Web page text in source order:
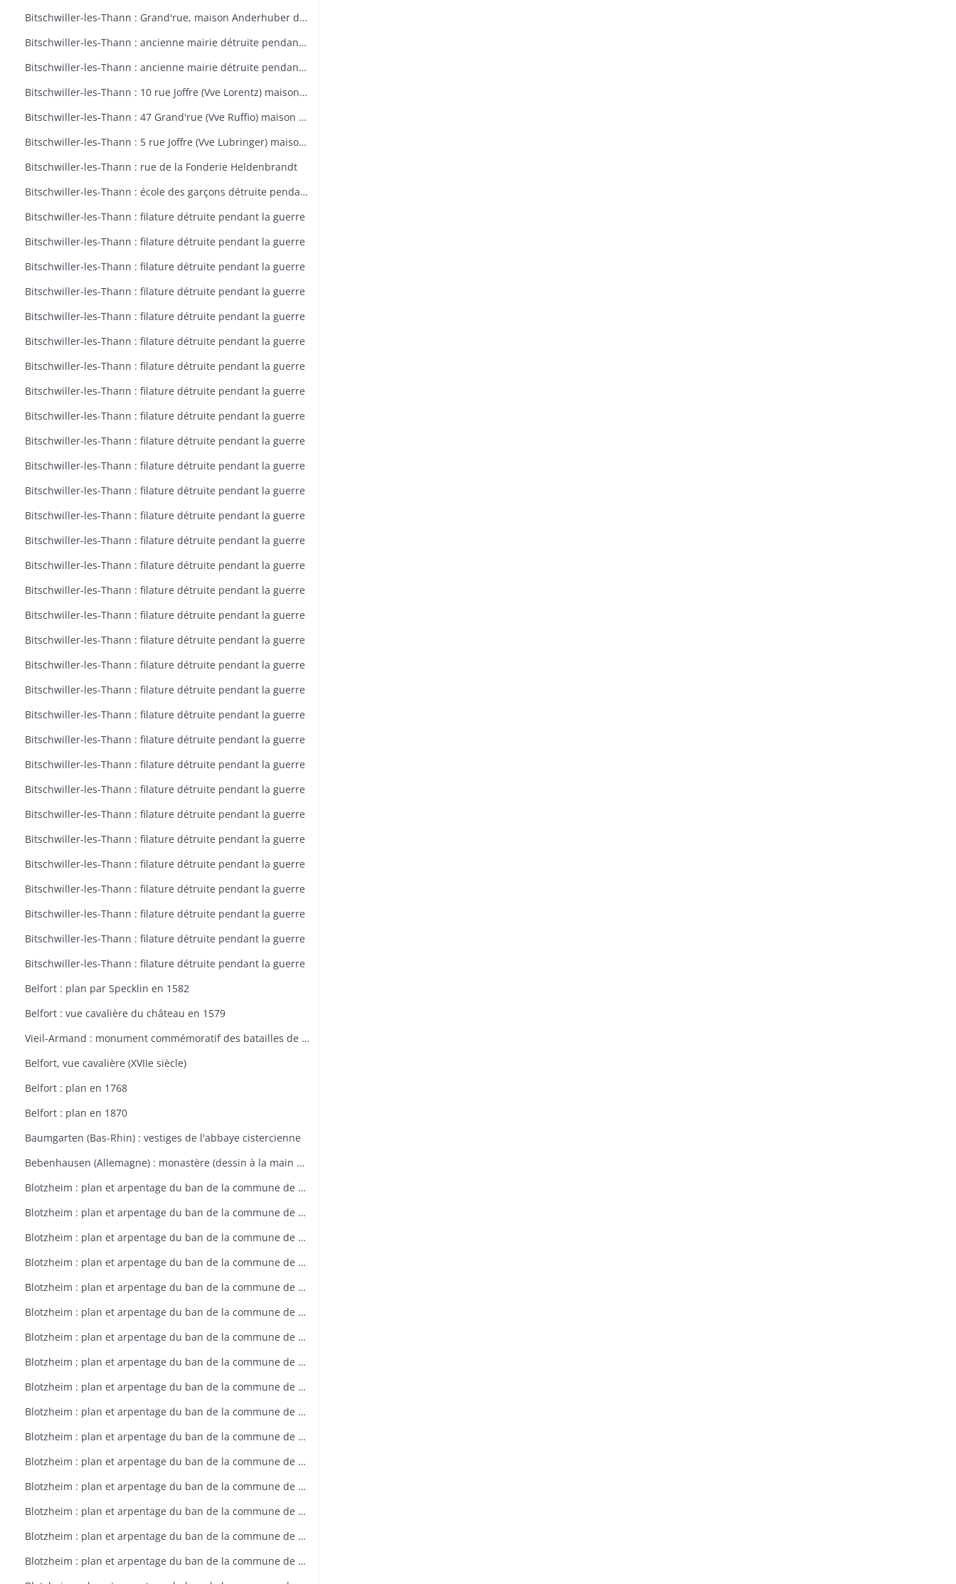
Bitschwiller-les-Thann : Grand'rue, maison Anderhuber détruite pendant la guerre
Bitschwiller-les-Thann : ancienne mairie détruite pendant la guerre
Bitschwiller-les-Thann : ancienne mairie détruite pendant la guerre
Bitschwiller-les-Thann : 10 rue Joffre (Vve Lorentz) maison détruite pendant la guerre
Bitschwiller-les-Thann : 47 Grand'rue (Vve Ruffio) maison détruite pendant la guerre
Bitschwiller-les-Thann : 5 rue Joffre (Vve Lubringer) maison détruite pendant la guerre
Bitschwiller-les-Thann : rue de la Fonderie Heldenbrandt
Bitschwiller-les-Thann : école des garçons détruite pendant la guerre
Bitschwiller-les-Thann : filature détruite pendant la guerre
Bitschwiller-les-Thann : filature détruite pendant la guerre
Bitschwiller-les-Thann : filature détruite pendant la guerre
Bitschwiller-les-Thann : filature détruite pendant la guerre
Bitschwiller-les-Thann : filature détruite pendant la guerre
Bitschwiller-les-Thann : filature détruite pendant la guerre
Bitschwiller-les-Thann : filature détruite pendant la guerre
Bitschwiller-les-Thann : filature détruite pendant la guerre
Bitschwiller-les-Thann : filature détruite pendant la guerre
Bitschwiller-les-Thann : filature détruite pendant la guerre
Bitschwiller-les-Thann : filature détruite pendant la guerre
Bitschwiller-les-Thann : filature détruite pendant la guerre
Bitschwiller-les-Thann : filature détruite pendant la guerre
Bitschwiller-les-Thann : filature détruite pendant la guerre
Bitschwiller-les-Thann : filature détruite pendant la guerre
Bitschwiller-les-Thann : filature détruite pendant la guerre
Bitschwiller-les-Thann : filature détruite pendant la guerre
Bitschwiller-les-Thann : filature détruite pendant la guerre
Bitschwiller-les-Thann : filature détruite pendant la guerre
Bitschwiller-les-Thann : filature détruite pendant la guerre
Bitschwiller-les-Thann : filature détruite pendant la guerre
Bitschwiller-les-Thann : filature détruite pendant la guerre
Bitschwiller-les-Thann : filature détruite pendant la guerre
Bitschwiller-les-Thann : filature détruite pendant la guerre
Bitschwiller-les-Thann : filature détruite pendant la guerre
Bitschwiller-les-Thann : filature détruite pendant la guerre
Bitschwiller-les-Thann : filature détruite pendant la guerre
Bitschwiller-les-Thann : filature détruite pendant la guerre
Bitschwiller-les-Thann : filature détruite pendant la guerre
Bitschwiller-les-Thann : filature détruite pendant la guerre
Bitschwiller-les-Thann : filature détruite pendant la guerre
Belfort : plan par Specklin en 1582
Belfort : vue cavalière du château en 1579
Vieil-Armand : monument commémoratif des batailles de la 1ère guerre mondiale
Belfort, vue cavalière (XVIIe siècle)
Belfort : plan en 1768
Belfort : plan en 1870
Baumgarten (Bas-Rhin) : vestiges de l'abbaye cistercienne
Bebenhausen (Allemagne) : monastère (dessin à la main de 1683)
Blotzheim : plan et arpentage du ban de la commune de Blotzheim (plan dressé sur ordre de l'intendant vers 1765)
Blotzheim : plan et arpentage du ban de la commune de Blotzheim (plan dressé sur ordre de l'intendant vers 1765)
Blotzheim : plan et arpentage du ban de la commune de Blotzheim (plan dressé sur ordre de l'intendant vers 1765)
Blotzheim : plan et arpentage du ban de la commune de Blotzheim (plan dressé sur ordre de l'intendant vers 1765)
Blotzheim : plan et arpentage du ban de la commune de Blotzheim (plan dressé sur ordre de l'intendant vers 1765)
Blotzheim : plan et arpentage du ban de la commune de Blotzheim (plan dressé sur ordre de l'intendant vers 1765)
Blotzheim : plan et arpentage du ban de la commune de Blotzheim (plan dressé sur ordre de l'intendant vers 1765)
Blotzheim : plan et arpentage du ban de la commune de Blotzheim (plan dressé sur ordre de l'intendant vers 1765)
Blotzheim : plan et arpentage du ban de la commune de Blotzheim (plan dressé sur ordre de l'intendant vers 1765)
Blotzheim : plan et arpentage du ban de la commune de Blotzheim (plan dressé sur ordre de l'intendant vers 1765)
Blotzheim : plan et arpentage du ban de la commune de Blotzheim (plan dressé sur ordre de l'intendant vers 1765)
Blotzheim : plan et arpentage du ban de la commune de Blotzheim (plan dressé sur ordre de l'intendant vers 1765)
Blotzheim : plan et arpentage du ban de la commune de Blotzheim (plan dressé sur ordre de l'intendant vers 1765)
Blotzheim : plan et arpentage du ban de la commune de Blotzheim (plan dressé sur ordre de l'intendant vers 1765)
Blotzheim : plan et arpentage du ban de la commune de Blotzheim (plan dressé sur ordre de l'intendant vers 1765)
Blotzheim : plan et arpentage du ban de la commune de Blotzheim (plan dressé sur ordre de l'intendant vers 1765)